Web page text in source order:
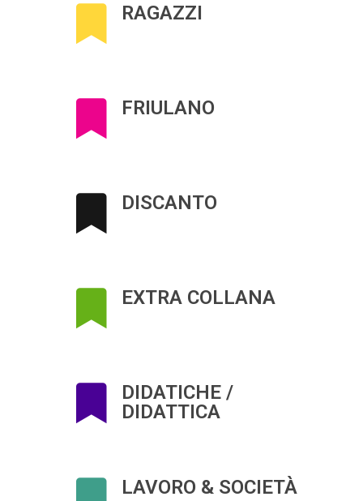
RAGAZZI
FRIULANO
DISCANTO
EXTRA COLLANA
DIDATICHE /
DIDATTICA
LAVORO & SOCIETÀ